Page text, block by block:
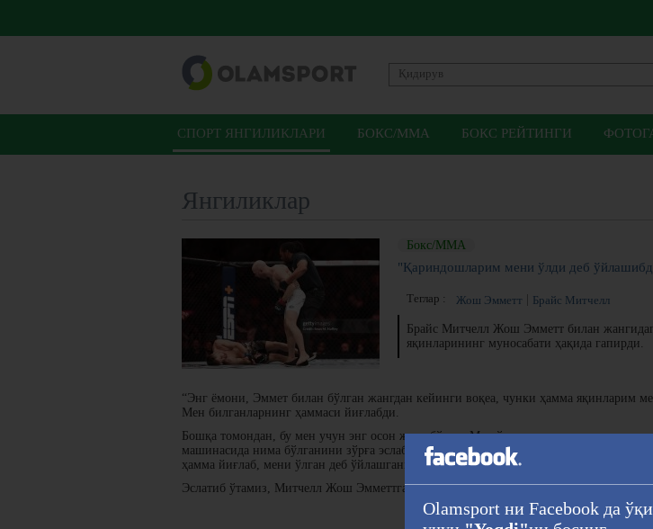
СПОРТ ЯНГИЛИКЛАРИ БОКС/ММА БОКС РЕЙТИНГИ
Янгиликлар
Бокс/ММА
"Қариндошларим мени ўлди деб
Теглар : Жош Эмметт Брайс Митчелл
Брайс Митчелл Жош Эмметт билан
яқинларининг муносабати ҳақида гапирди.
“Энг ёмони, Эммет билан бўлган жангдан кейинги воқеа, чунки ҳамма яқинларим
Мен билганларнинг ҳаммаси йиғлабди.
Бошқа томондан, бу мен учун энг осон жанг бўлди. Мен ўзимни жуда яхши ҳис
машинасида нима бўлганини зўрға эслаб уйғонган бўлсам ҳам. Танамда ҳеч қандай
ҳамма йиғлаб, мени ўлган деб ўйлашгани рост – ўзимдан қўшганим йўқ”, - дея фикр
Эслатиб ўтамиз, Митчелл Жош Эмметтга қарши жангнинг биринчи раундида
Olamsport ни Facebook да